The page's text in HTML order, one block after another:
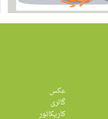
عکس
گالری
کاریکاتور